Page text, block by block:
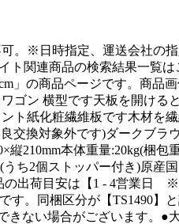
。※日時指定、運送会社の
ト関連商品の検索結果一覧
」の商品ページです。商品
ゴン 横型です天板を開ける
ト紙化粧繊維板です木材を
交換対象外です)ダークブラ
210mm本体重量:20kg(梱包
ち2個ストッパー付き)原産
の出荷目安は【1 - 4営業日
。同梱区分が【TS1490】
ない場合がございます。●